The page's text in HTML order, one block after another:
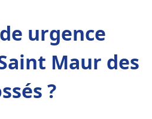
urgence
Maur des
?